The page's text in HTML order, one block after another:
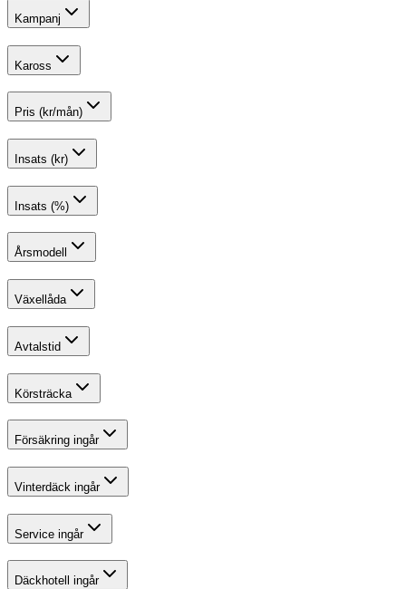
Kampanj
Kaross
Pris (kr/mån)
Insats (kr)
Insats (%)
Årsmodell
Växellåda
Avtalstid
Körsträcka
Försäkring ingår
Vinterdäck ingår
Service ingår
Däckhotell ingår